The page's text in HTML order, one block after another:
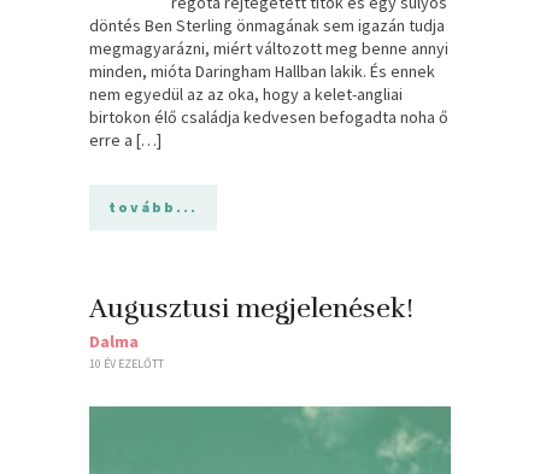
döntés Ben Sterling önmagának sem igazán tudja
megmagyarázni, miért változott meg benne annyi
minden, mióta Daringham Hallban lakik. És ennek
nem egyedül az az oka, hogy a kelet-angliai
birtokon élő családja kedvesen befogadta noha ő
erre a […]
tovább...
Augusztusi megjelenések!
Dalma
10 ÉV EZELŐTT